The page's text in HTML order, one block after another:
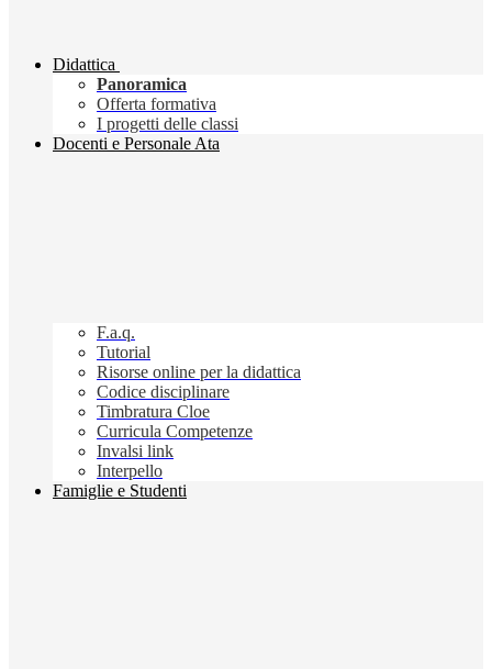
Didattica
Panoramica
Offerta formativa
I progetti delle classi
Docenti e Personale Ata
F.a.q.
Tutorial
Risorse online per la didattica
Codice disciplinare
Timbratura Cloe
Curricula Competenze
Invalsi link
Interpello
Famiglie e Studenti